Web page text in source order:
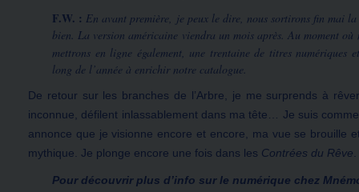
F.W. : En avant première, je peux le dire, nous sortirons fin mai
bien. La version américaine viendra un mois après. Au moment
mettrons en ligne également, une trentaine de titres numériques
long de l’année à enrichir notre catalogue.
De retour sur les branches de l’Arbre, je me surprends à
inconnue, défilent inlassablement dans ma tête… Je suis
annonce que je visionne encore et encore, ma vue se brouille
mythique. Je plonge encore une fois dans les Contrées du Rêve
Pour découvrir plus d’info sur le numérique chez